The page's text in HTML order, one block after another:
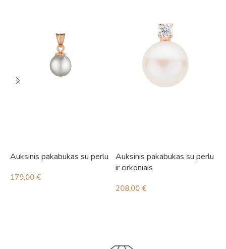
Auksinis pakabukas su perlu
179,00 €
Auksinis pakabukas su perlu
ir cirkoniais
208,00 €